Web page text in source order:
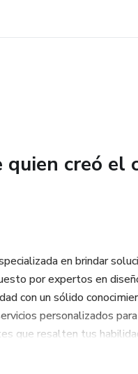
quien creó el
en brindar
por expertos en
con un sólido
personalizados
que resalten tus